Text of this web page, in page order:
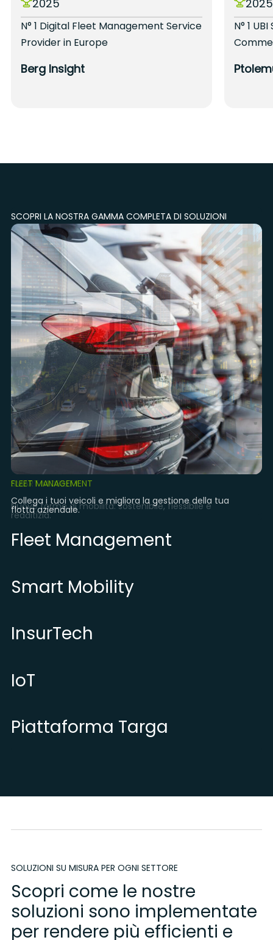
2025
N° 1 Digital Fleet Management Service
Provider in Europe
Berg Insight
2025
N° 1
SCOPRI LA NOSTRA GAMMA COMPLETA DI SOLUZIONI
Fleet Management
Smart Mobility
InsurTech
IoT
Piattaforma Targa
PIATTAFORMA TARGA
La piattaforma OPEN IoT per i tuoi prodotti di mobilità.
FLEET MANAGEMENT
Collega i tuoi veicoli e migliora la gestione della tua
flotta aziendale.
SMART MOBILITY
Nuove forme di mobilità: sostenibile, flessibile e
redditizia.
INSURTECH
IOT
PIATTAFORMA TARGA
FLEET MANAGEMENT
SOLUZIONI SU MISURA PER OGNI SETTORE
Scopri come le nostre
soluzioni sono implementate
per rendere più efficienti e